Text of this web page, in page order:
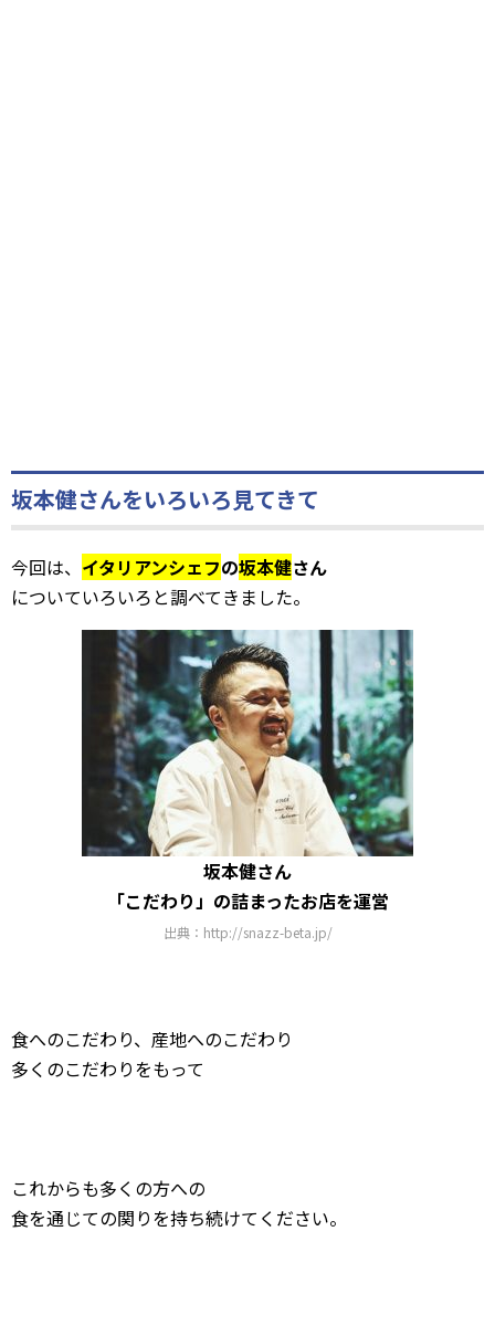
坂本健さんをいろいろ見てきて
今回は、 イタリアンシェフの坂本健さん
についていろいろと調べてきました。
坂本健さん
「こだわり」の詰まったお店を運営
出典：http://snazz-beta.jp/
食へのこだわり、産地へのこだわり
多くのこだわりをもって
これからも多くの方への
食を通じての関りを持ち続けてください。